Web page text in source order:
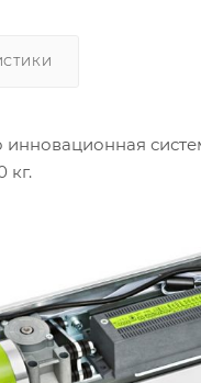
инновационная
кг.